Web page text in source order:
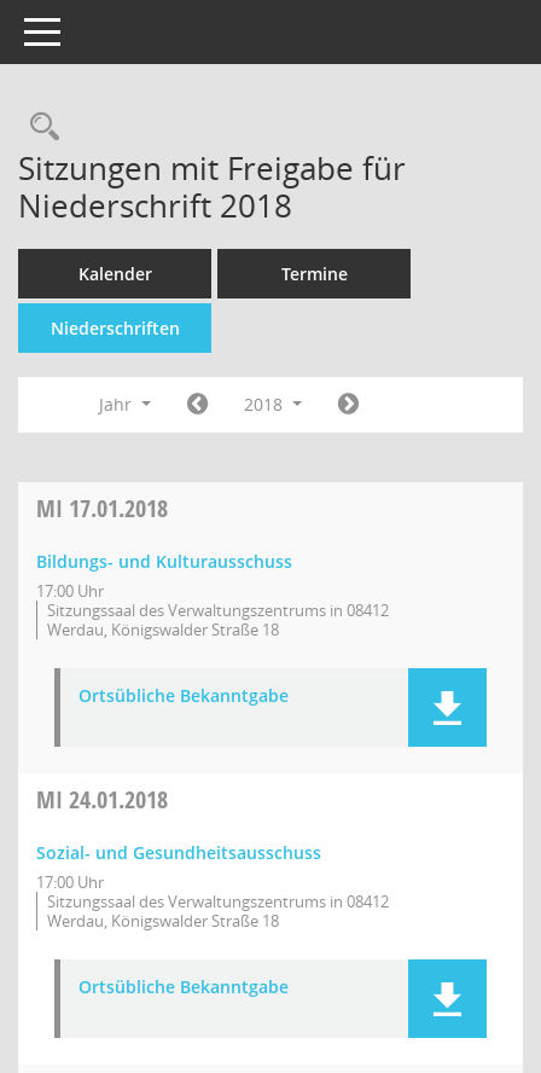
Toggle navigation
Sitzungen mit Freigabe für
Niederschrift 2018
Kalender Termine
Niederschriften
Jahr 2018
MI 17.01.2018
Bildungs- und Kulturausschuss
17:00 Uhr
Sitzungssaal des Verwaltungszentrums in 08412
Werdau, Königswalder Straße 18
Ortsübliche Bekanntgabe
MI 24.01.2018
Sozial- und Gesundheitsausschuss
17:00 Uhr
Sitzungssaal des Verwaltungszentrums in 08412
Werdau, Königswalder Straße 18
Ortsübliche Bekanntgabe